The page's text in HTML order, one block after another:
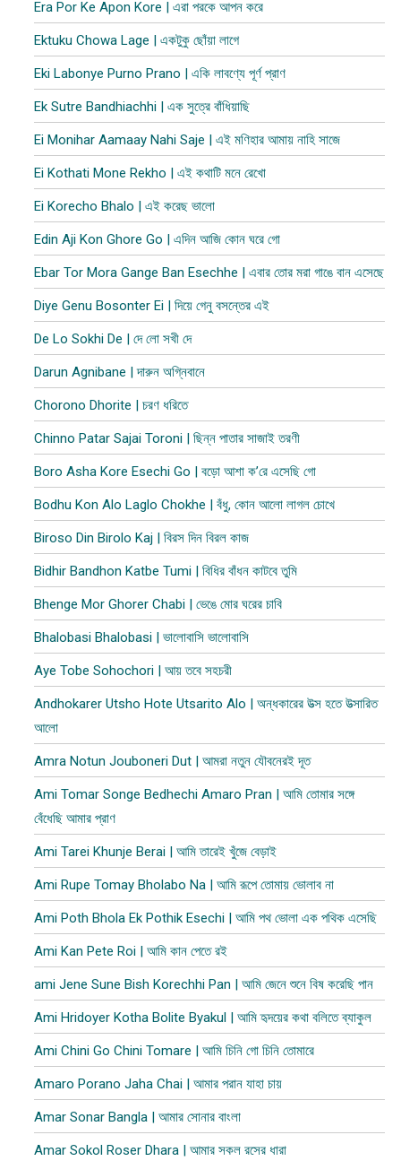
Era Por Ke Apon Kore | এরা পরকে আপন করে
Ektuku Chowa Lage | একটুকু ছোঁয়া লাগে
Eki Labonye Purno Prano | একি লাবণ্যে পূর্ণ প্রাণ
Ek Sutre Bandhiachhi | এক সুত্রে বাঁধিয়াছি
Ei Monihar Aamaay Nahi Saje | এই মণিহার আমায় নাহি সাজে
Ei Kothati Mone Rekho | এই কথাটি মনে রেখো
Ei Korecho Bhalo | এই করেছ ভালো
Edin Aji Kon Ghore Go | এদিন আজি কোন ঘরে গো
Ebar Tor Mora Gange Ban Esechhe | এবার তোর মরা গাঙে বান এসেছে
Diye Genu Bosonter Ei | দিয়ে গেনু বসন্তের এই
De Lo Sokhi De | দে লো সখী দে
Darun Agnibane | দারুন অগ্নিবানে
Chorono Dhorite | চরণ ধরিতে
Chinno Patar Sajai Toroni | ছিন্ন পাতার সাজাই তরণী
Boro Asha Kore Esechi Go | বড়ো আশা ক’রে এসেছি গো
Bodhu Kon Alo Laglo Chokhe | বঁধু, কোন আলো লাগল চোখে
Biroso Din Birolo Kaj | বিরস দিন বিরল কাজ
Bidhir Bandhon Katbe Tumi | বিধির বাঁধন কাটবে তুমি
Bhenge Mor Ghorer Chabi | ভেঙে মোর ঘরের চাবি
Bhalobasi Bhalobasi | ভালোবাসি ভালোবাসি
Aye Tobe Sohochori | আয় তবে সহচরী
Andhokarer Utsho Hote Utsarito Alo | অন্ধকারের উত্স হতে উত্সারিত
আলো
Amra Notun Jouboneri Dut | আমরা নতুন যৌবনেরই দূত
Ami Tomar Songe Bedhechi Amaro Pran | আমি তোমার সঙ্গে
বেঁধেছি আমার প্রাণ
Ami Tarei Khunje Berai | আমি তারেই খুঁজে বেড়াই
Ami Rupe Tomay Bholabo Na | আমি রূপে তোমায় ভোলাব না
Ami Poth Bhola Ek Pothik Esechi | আমি পথ ভোলা এক পথিক এসেছি
Ami Kan Pete Roi | আমি কান পেতে রই
ami Jene Sune Bish Korechhi Pan | আমি জেনে শুনে বিষ করেছি পান
Ami Hridoyer Kotha Bolite Byakul | আমি হৃদয়ের কথা বলিতে ব্যাকুল
Ami Chini Go Chini Tomare | আমি চিনি গো চিনি তোমারে
Amaro Porano Jaha Chai | আমার পরান যাহা চায়
Amar Sonar Bangla | আমার সোনার বাংলা
Amar Sokol Roser Dhara | আমার সকল রসের ধারা